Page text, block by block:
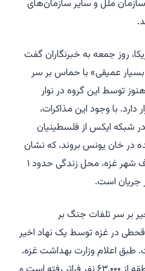
ملل و سایر سازمان‌های
روز جمعه به خبرنگاران گفت
بسیار عمیقی» با حماس بر سر
توسط این گروه در نوار
با وجود این مذاکرات،
شبکه ایکس از فلسطینیان
در خان یونس بروند، که نشان
می‌دهد تلاش نهایی برای تصرف شهر غزه، محل زندگی حدود ۱
جریان است.
بر سر تلفات جنگ بر
در غزه توسط یک نهاد اخیر
طبق اعلام وزارت بهداشت غزه،